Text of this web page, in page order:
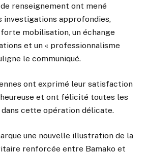
renseignement ont mené
investigations approfondies,
mobilisation, un échange
et un « professionnalisme
le communiqué.
ont exprimé leur satisfaction
et ont félicité toutes les
dans cette opération délicate.
une nouvelle illustration de la
renforcée entre Bamako et